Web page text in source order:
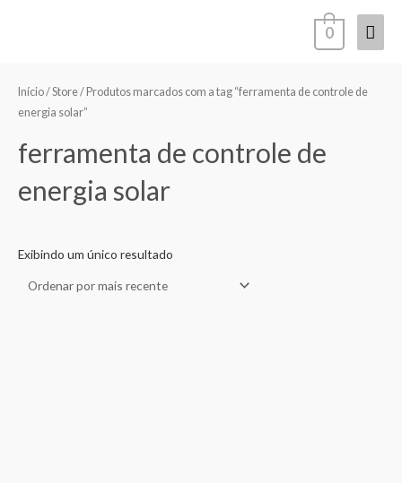
0
Início/Store/ Produtos marcados com a tag “ferramenta de controle de
energia solar”
ferramenta de controle de
energia solar
Exibindo um único resultado